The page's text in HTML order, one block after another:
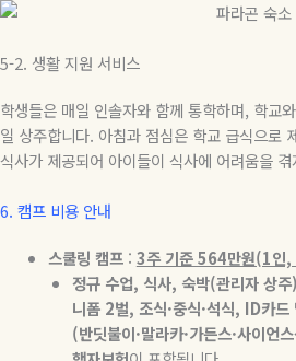
5-2. 생활지원 서비스
학생들은 매일 인솔자와 함께 통학하며, 학교
일 상주합니다. 아침과 점심은 학교 급식으로
식사가 제공되어 아이들이 식사에 어려움을
6. 캠프 비용 안내
스쿨링 캠프: 3주 기준 564만원(1인,
정규 수업, 식사, 숙박(관리자 상
니폼 2벌, 조식·중식·석식, ID카
(반딧불이·말라카·가든스·사이언